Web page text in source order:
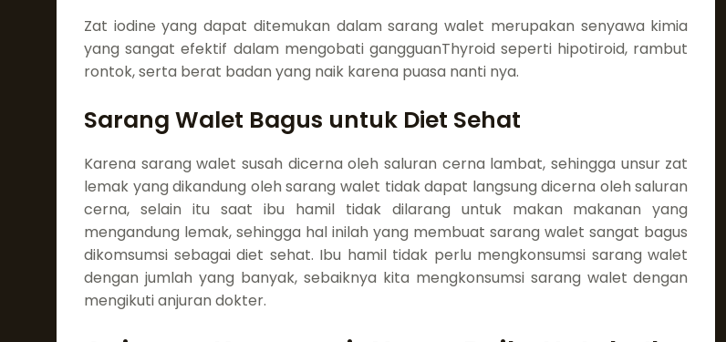
Zat iodine yang dapat ditemukan dalam sarang walet merupakan senyawa kimia
yang sangat efektif dalam mengobati gangguanThyroid seperti hipotiroid, rambut
rontok, serta berat badan yang naik karena puasa nanti nya.
Sarang Walet Bagus untuk Diet Sehat
Karena sarang walet susah dicerna oleh saluran cerna lambat, sehingga unsur zat
lemak yang dikandung oleh sarang walet tidak dapat langsung dicerna oleh saluran
cerna, selain itu saat ibu hamil tidak dilarang untuk makan makanan yang
mengandung lemak, sehingga hal inilah yang membuat sarang walet sangat bagus
dikomsumsi sebagai diet sehat. Ibu hamil tidak perlu mengkonsumsi sarang walet
dengan jumlah yang banyak, sebaiknya kita mengkonsumsi sarang walet dengan
mengikuti anjuran dokter.